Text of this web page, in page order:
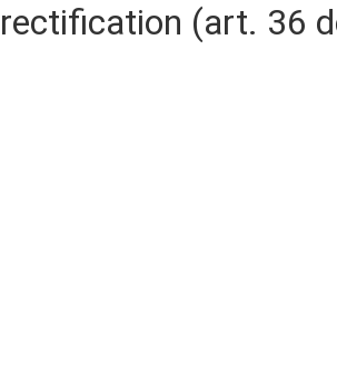
rectification (art. 36